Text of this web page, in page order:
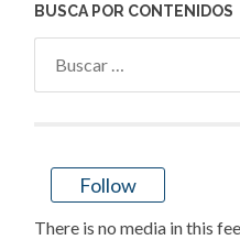
BUSCA POR CONTENIDOS
Follow
There is no media in this